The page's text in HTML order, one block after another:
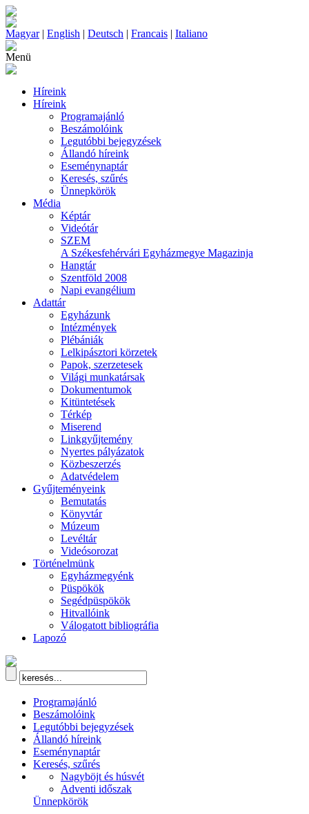
Magyar| English | Deutsch | Francais | Italiano
Menü
Híreink
Híreink
Programajánló
Beszámolóink
Legutóbbi bejegyzések
Állandó híreink
Eseménynaptár
Keresés, szűrés
Ünnepkörök
Média
Képtár
Videótár
SZEM
A Székesfehérvári Egyházmegye Magazinja
Hangtár
Szentföld 2008
Napi evangélium
Adattár
Egyházunk
Intézmények
Plébániák
Lelkipásztori körzetek
Papok, szerzetesek
Világi munkatársak
Dokumentumok
Kitüntetések
Térkép
Miserend
Linkgyűjtemény
Nyertes pályázatok
Közbeszerzés
Adatvédelem
Gyűjteményeink
Bemutatás
Könyvtár
Múzeum
Levéltár
Videósorozat
Történelmünk
Egyházmegyénk
Püspökök
Segédpüspökök
Hitvallóink
Válogatott bibliográfia
Lapozó
Programajánló
Beszámolóink
Legutóbbi bejegyzések
Állandó híreink
Eseménynaptár
Keresés, szűrés
Nagyböjt és húsvét
Adventi időszak
Ünnepkörök